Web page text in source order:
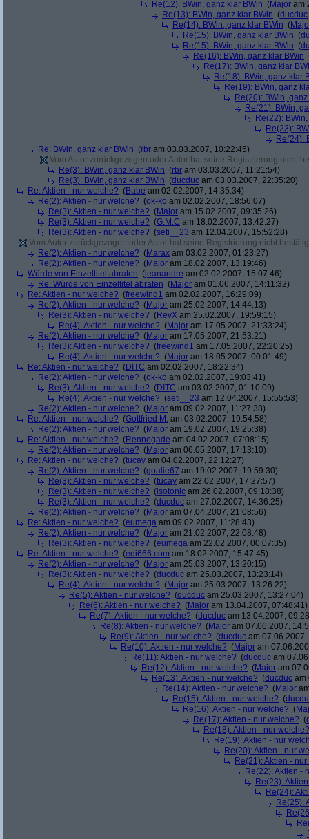
Re(12): BWin, ganz klar BWin (Major am
Re(13): BWin, ganz klar BWin (ducduc
Re(14): BWin, ganz klar BWin (
Re(15): BWin, ganz klar BWin (
Re(15): BWin, ganz klar BWin (
Re(16): BWin, ganz klar BWin
Re(17): BWin, ganz klar
Re(18): BWin, ganz klar
Re(19): BWin, ganz
Re(20): BWin,
Re(21): BWin,
Re(22):
Re(23):
Re(24):
Re: BWin, ganz klar BWin (rbr am 03.03.2007, 10:22:45)
Vom Autor zurückgezogen oder Autor hat seine Registrierung nicht
Re(3): BWin, ganz klar BWin (rbr am 03.03.2007, 11:21:54)
Re(3): BWin, ganz klar BWin (ducduc am 03.03.2007, 22:35:20)
Re: Aktien - nur welche? (Babe am 02.02.2007, 14:35:34)
Re(2): Aktien - nur welche? (ok-ko am 02.02.2007, 18:56:07)
Re(3): Aktien - nur welche? (Major am 15.02.2007, 09:35:26)
Re(3): Aktien - nur welche? (G.M.C am 18.02.2007, 13:42:27)
Re(3): Aktien - nur welche? (seti__23 am 12.04.2007, 15:52:28)
Vom Autor zurückgezogen oder Autor hat seine Registrierung nicht
Re(2): Aktien - nur welche? (Marax am 03.02.2007, 01:23:27)
Re(2): Aktien - nur welche? (Major am 18.02.2007, 13:19:46)
Würde von Einzeltitel abraten (jeanandre am 02.02.2007, 15:07:46)
Re: Würde von Einzeltitel abraten (Major am 01.06.2007, 14:11:32)
Re: Aktien - nur welche? (freewind1 am 02.02.2007, 16:29:09)
Re(2): Aktien - nur welche? (Major am 25.02.2007, 14:44:13)
Re(3): Aktien - nur welche? (RevX am 25.02.2007, 19:59:15)
Re(4): Aktien - nur welche? (Major am 17.05.2007, 21:33:24)
Re(2): Aktien - nur welche? (Major am 17.05.2007, 21:53:21)
Re(3): Aktien - nur welche? (freewind1 am 17.05.2007, 22:20:25)
Re(4): Aktien - nur welche? (Major am 18.05.2007, 00:01:49)
Re: Aktien - nur welche? (DITC am 02.02.2007, 18:22:34)
Re(2): Aktien - nur welche? (ok-ko am 02.02.2007, 19:03:41)
Re(3): Aktien - nur welche? (DITC am 03.02.2007, 01:10:09)
Re(4): Aktien - nur welche? (seti__23 am 12.04.2007, 15:55:53)
Re(2): Aktien - nur welche? (Major am 09.02.2007, 11:27:38)
Re: Aktien - nur welche? (Gottfried M. am 03.02.2007, 19:54:58)
Re(2): Aktien - nur welche? (Major am 19.02.2007, 19:25:38)
Re: Aktien - nur welche? (Rennegade am 04.02.2007, 07:08:15)
Re(2): Aktien - nur welche? (Major am 06.05.2007, 17:13:10)
Re: Aktien - nur welche? (tucay am 04.02.2007, 22:12:27)
Re(2): Aktien - nur welche? (goalie67 am 19.02.2007, 19:59:30)
Re(3): Aktien - nur welche? (tucay am 22.02.2007, 17:27:57)
Re(3): Aktien - nur welche? (isotonic am 26.02.2007, 09:18:38)
Re(3): Aktien - nur welche? (ducduc am 27.02.2007, 14:36:25)
Re(2): Aktien - nur welche? (Major am 07.04.2007, 21:08:56)
Re: Aktien - nur welche? (eumega am 09.02.2007, 11:28:43)
Re(2): Aktien - nur welche? (Major am 21.02.2007, 22:08:48)
Re(3): Aktien - nur welche? (eumega am 22.02.2007, 00:07:35)
Re: Aktien - nur welche? (edi666.com am 18.02.2007, 15:47:45)
Re(2): Aktien - nur welche? (Major am 25.03.2007, 13:20:15)
Re(3): Aktien - nur welche? (ducduc am 25.03.2007, 13:23:14)
Re(4): Aktien - nur welche? (Major am 25.03.2007, 13:26:22)
Re(5): Aktien - nur welche? (ducduc am 25.03.2007, 13:27:04)
Re(6): Aktien - nur welche? (Major am 13.04.2007, 07:48:41)
Re(7): Aktien - nur welche? (ducduc am 13.04.2007,
Re(8): Aktien - nur welche? (Major am 07.06.2007,
Re(9): Aktien - nur welche? (ducduc am
Re(10): Aktien - nur welche? (Major am
Re(11): Aktien - nur welche? (ducduc am
Re(12): Aktien - nur welche? (Major am
Re(13): Aktien - nur welche? (ducduc am
Re(14): Aktien - nur welche? (Major
Re(15): Aktien - nur welche? (
Re(16): Aktien - nur welche? (
Re(17): Aktien - nur welche? (
Re(18): Aktien - nur welche?
Re(19): Aktien - nur
Re(20): Aktien - nur
Re(21): Aktien -
Re(22): Aktien -
Re(23):
Re(24):
Re(25):